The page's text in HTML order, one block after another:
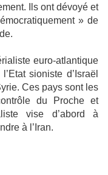
Ils ont dévoyé et
» de
euro-atlantique
sioniste d’Israël
Ces pays sont les
du Proche et
vise d’abord à
à l’Iran.